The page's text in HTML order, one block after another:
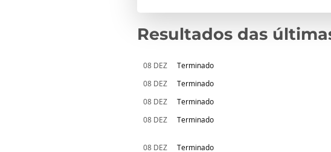
Resultados das
08 DEZ Terminado
08 DEZ Terminado
08 DEZ Terminado
08 DEZ Terminado
08 DEZ Terminado